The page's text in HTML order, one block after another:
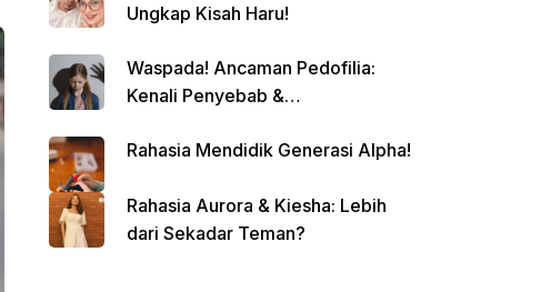
Ungkap Kisah Haru!
Waspada! Ancaman Pedofilia:
Kenali Penyebab &
Rahasia Mendidik Generasi Alpha!
Rahasia Aurora & Kiesha: Lebih
dari Sekadar Teman?